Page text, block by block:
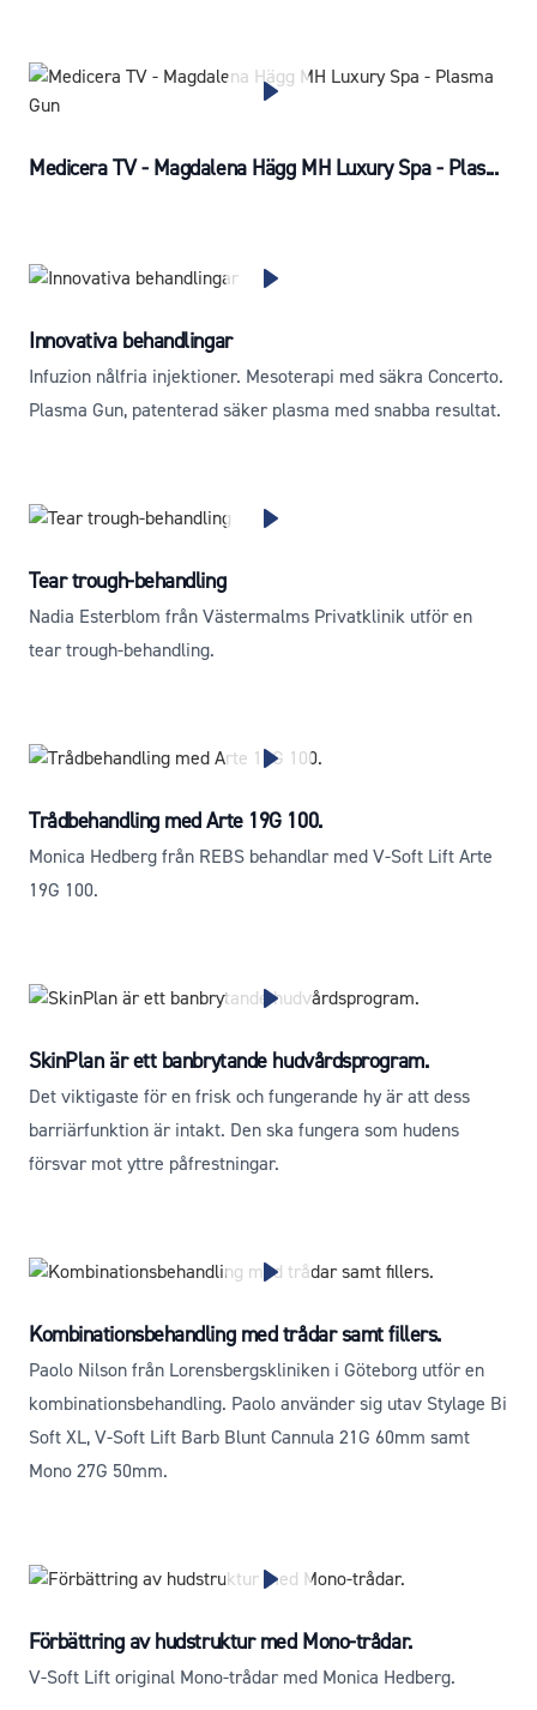
Medicera TV - Magdalena Hägg MH Luxury Spa - Plas...
Innovativa behandlingar
Infuzion nålfria injektioner. Mesoterapi med säkra Concerto.
Plasma Gun, patenterad säker plasma med snabba resultat.
Tear trough-behandling
Nadia Esterblom från Västermalms Privatklinik utför en
tear trough-behandling.
Trådbehandling med Arte 19G 100.
Monica Hedberg från REBS behandlar med V-Soft Lift Arte
19G 100.
SkinPlan är ett banbrytande hudvårdsprogram.
Det viktigaste för en frisk och fungerande hy är att dess
barriärfunktion är intakt. Den ska fungera som hudens
försvar mot yttre påfrestningar.
Kombinationsbehandling med trådar samt fillers.
Paolo Nilson från Lorensbergskliniken i Göteborg utför en
kombinationsbehandling. Paolo använder sig utav Stylage Bi
Soft XL, V-Soft Lift Barb Blunt Cannula 21G 60mm samt
Mono 27G 50mm.
Förbättring av hudstruktur med Mono-trådar.
V-Soft Lift original Mono-trådar med Monica Hedberg.